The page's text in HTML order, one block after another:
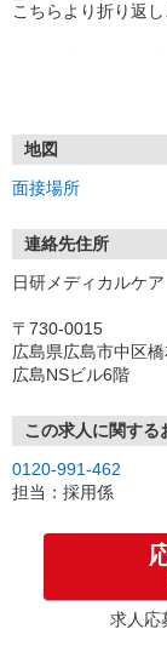
こちらより折り返
地図
面接場所
連絡先住所
日研メディカルケ
〒730-0015
広島県広島市中区
広島NSビル6階
この求人に関する
0120-991-462
担当：採用係
求人応